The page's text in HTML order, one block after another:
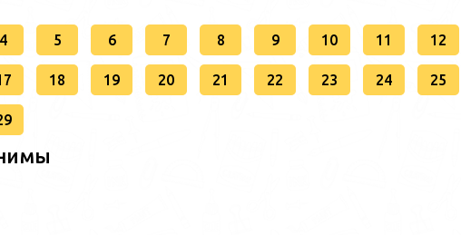
4 5 6 7 8 9 10 11 12
18 19 20 21 22 23 24 25